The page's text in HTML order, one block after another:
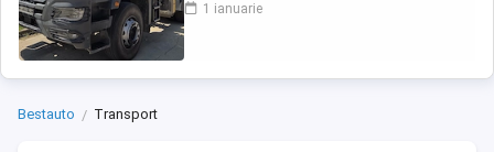
1 ianuarie
Bestauto Transport